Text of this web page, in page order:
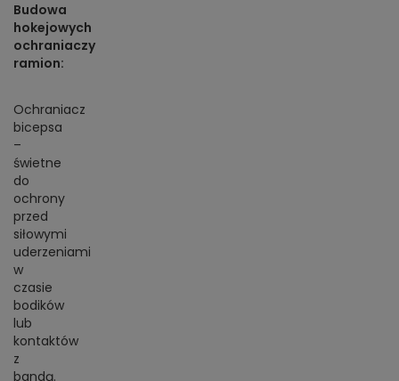
Budowa
hokejowych
ochraniaczy
ramion:
Ochraniacz
bicepsa
–
świetne
do
ochrony
przed
siłowymi
uderzeniami
w
czasie
bodików
lub
kontaktów
z
bandą.